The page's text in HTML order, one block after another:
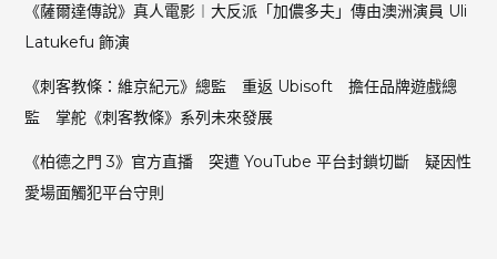
《薩爾達傳說》真人電影︱大反派「加儂多夫」傳由澳洲演員 Uli
Latukefu 飾演
《刺客教條：維京紀元》總監 重返 Ubisoft 擔任品牌遊戲總
監 掌舵《刺客教條》系列未來發展
《柏德之門 3》官方直播 突遭 YouTube 平台封鎖切斷 疑因性
愛場面觸犯平台守則